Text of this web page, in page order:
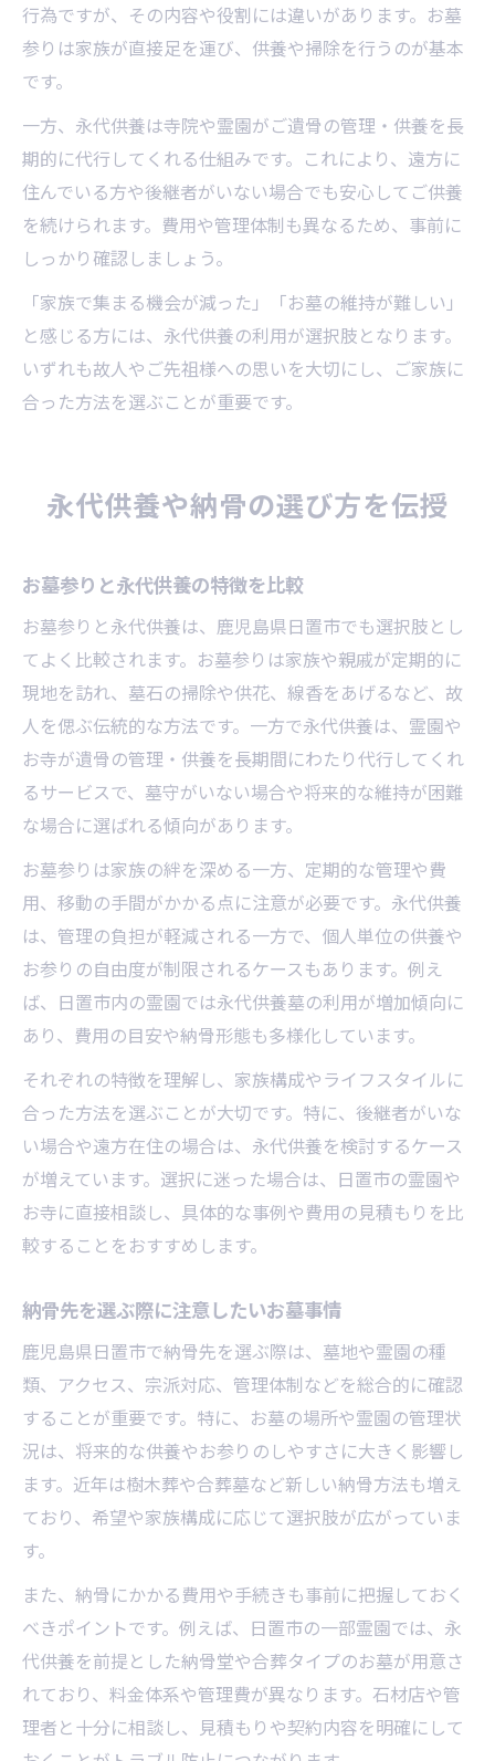
行為ですが、その内容や役割には違いがあります。お墓
参りは家族が直接足を運び、供養や掃除を行うのが基本
です。
一方、永代供養は寺院や霊園がご遺骨の管理・供養を長
期的に代行してくれる仕組みです。これにより、遠方に
住んでいる方や後継者がいない場合でも安心してご供養
を続けられます。費用や管理体制も異なるため、事前に
しっかり確認しましょう。
「家族で集まる機会が減った」「お墓の維持が難しい」
と感じる方には、永代供養の利用が選択肢となります。
いずれも故人やご先祖様への思いを大切にし、ご家族に
合った方法を選ぶことが重要です。
永代供養や納骨の選び方を伝授
お墓参りと永代供養の特徴を比較
お墓参りと永代供養は、鹿児島県日置市でも選択肢とし
てよく比較されます。お墓参りは家族や親戚が定期的に
現地を訪れ、墓石の掃除や供花、線香をあげるなど、故
人を偲ぶ伝統的な方法です。一方で永代供養は、霊園や
お寺が遺骨の管理・供養を長期間にわたり代行してくれ
るサービスで、墓守がいない場合や将来的な維持が困難
な場合に選ばれる傾向があります。
お墓参りは家族の絆を深める一方、定期的な管理や費
用、移動の手間がかかる点に注意が必要です。永代供養
は、管理の負担が軽減される一方で、個人単位の供養や
お参りの自由度が制限されるケースもあります。例え
ば、日置市内の霊園では永代供養墓の利用が増加傾向に
あり、費用の目安や納骨形態も多様化しています。
それぞれの特徴を理解し、家族構成やライフスタイルに
合った方法を選ぶことが大切です。特に、後継者がいな
い場合や遠方在住の場合は、永代供養を検討するケース
が増えています。選択に迷った場合は、日置市の霊園や
お寺に直接相談し、具体的な事例や費用の見積もりを比
較することをおすすめします。
納骨先を選ぶ際に注意したいお墓事情
鹿児島県日置市で納骨先を選ぶ際は、墓地や霊園の種
類、アクセス、宗派対応、管理体制などを総合的に確認
することが重要です。特に、お墓の場所や霊園の管理状
況は、将来的な供養やお参りのしやすさに大きく影響し
ます。近年は樹木葬や合葬墓など新しい納骨方法も増え
ており、希望や家族構成に応じて選択肢が広がっていま
す。
また、納骨にかかる費用や手続きも事前に把握しておく
べきポイントです。例えば、日置市の一部霊園では、永
代供養を前提とした納骨堂や合葬タイプのお墓が用意さ
れており、料金体系や管理費が異なります。石材店や管
理者と十分に相談し、見積もりや契約内容を明確にして